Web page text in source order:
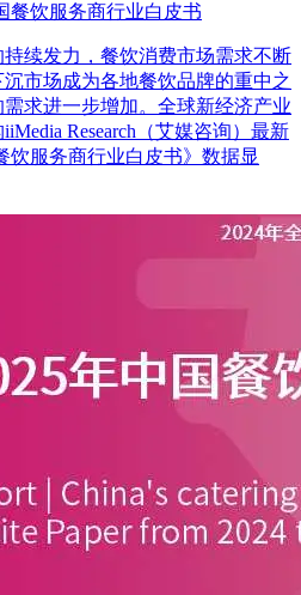
餐饮服务商行业白皮书
续发力，餐饮消费市场需求不断
市场成为各地餐饮品牌的重中之
求进一步增加。全球新经济产业
Research（艾媒咨询）最新
饮服务商行业白皮书》数据显